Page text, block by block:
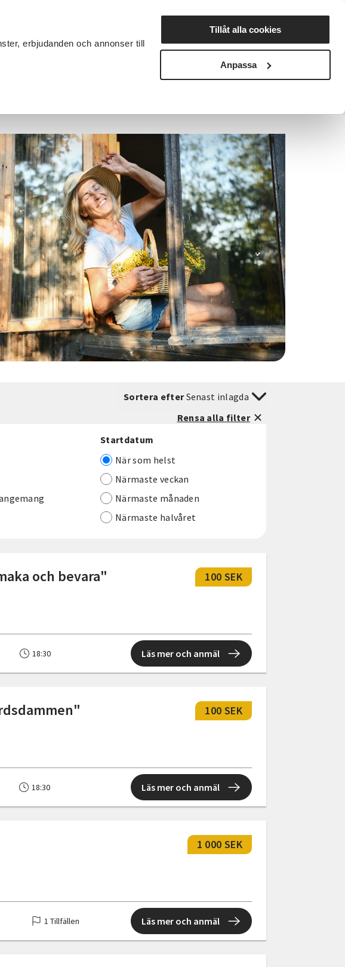
erbjudanden och annonser till
Tillåt alla cookies
Anpassa
Nyheter Avdelningar
Sortera efterSenast inlagda
Rensa alla filter
Startdatum
När som helst
Närmaste veckan
Närmaste månaden
Närmaste halvåret
och bevara" 100 SEK
18:30 Läs mer och anmäl
100 SEK
18:30 Läs mer och anmäl
1 000 SEK
1 Tillfällen Läs mer och anmäl